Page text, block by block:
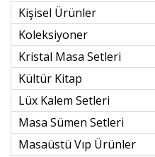
Kişisel Ürünler
Koleksiyoner
Kristal Masa Setleri
Kültür Kitap
Lüx Kalem Setleri
Masa Sümen Setleri
Masaüstü Vıp Ürünler